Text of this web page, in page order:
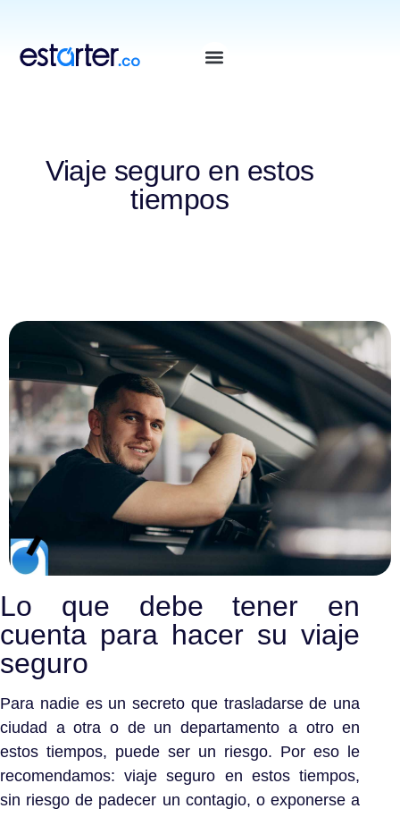
Viaje seguro en estos
tiempos
Lo que debe tener en
cuenta para hacer su viaje
seguro
Para nadie es un secreto que trasladarse de una
ciudad a otra o de un departamento a otro en
estos tiempos, puede ser un riesgo. Por eso le
recomendamos: viaje seguro en estos tiempos,
sin riesgo de padecer un contagio, o exponerse a